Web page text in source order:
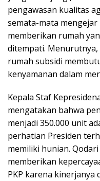
pengawasan kualitas
semata-mata
memberikan rumah
ditempati.
rumah subsidi
kenyamanan dalam
Kepala Staf
mengatakan bahwa
menjadi 350.000 unit
perhatian Presiden
memiliki hunian.
memberikan
PKP karena kinerjanya